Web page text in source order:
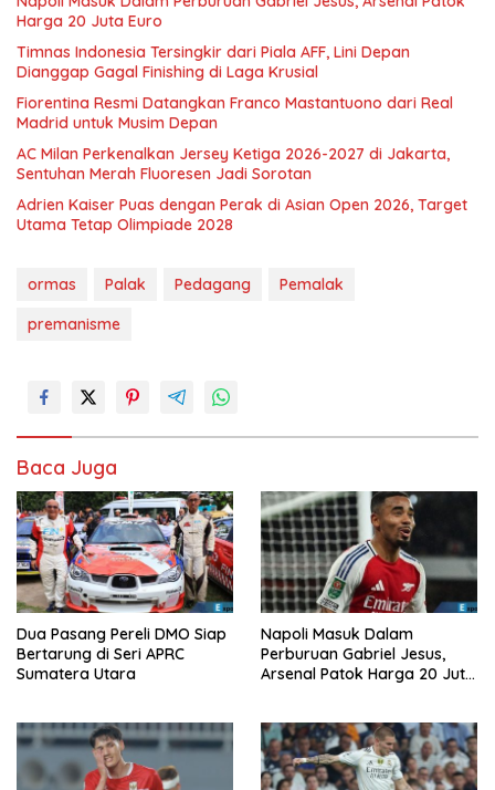
Harga 20 Juta Euro
Timnas Indonesia Tersingkir dari Piala AFF, Lini Depan
Dianggap Gagal Finishing di Laga Krusial
Fiorentina Resmi Datangkan Franco Mastantuono dari Real
Madrid untuk Musim Depan
AC Milan Perkenalkan Jersey Ketiga 2026-2027 di Jakarta,
Sentuhan Merah Fluoresen Jadi Sorotan
Adrien Kaiser Puas dengan Perak di Asian Open 2026, Target
Utama Tetap Olimpiade 2028
ormas Palak Pedagang
Pemalak
premanisme
Baca Juga
Dua Pasang Pereli DMO Siap
Bertarung di Seri APRC
Sumatera Utara
Napoli Masuk Dalam
Perburuan Gabriel Jesus,
Arsenal Patok Harga 20 Juta